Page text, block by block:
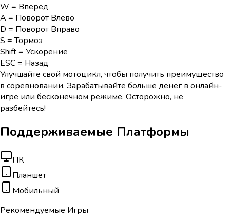
W = Вперёд
A = Поворот Влево
D = Поворот Вправо
S = Тормоз
Shift = Ускорение
ESC = Назад
Улучшайте свой мотоцикл, чтобы получить преимущество
в соревновании. Зарабатывайте больше денег в онлайн-
игре или бесконечном режиме. Осторожно, не
разбейтесь!
Поддерживаемые Платформы
ПК
Планшет
Мобильный
Рекомендуемые Игры